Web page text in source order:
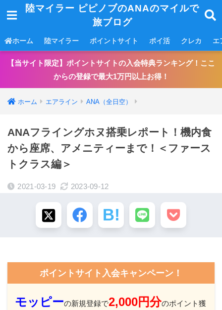
陸マイラー ピピノブのANAのマイルで
旅ブログ
ホーム 陸マイラー ポイントサイト ポイ活 クレカ エ
【当サイト限定】ポイントサイトの入会特典ランキング！ここ
からの登録で最大1万円以上お得！
ホーム エアライン ANA（全日空）
ANAフライングホヌ搭乗レポート！機内食
から座席、アメニティーまで！＜ファース
トクラス編＞
2021-03-19 2023-09-12
ポイントサイト入会キャンペーン！
モッピーの新規登録で2,000円分のポイント獲